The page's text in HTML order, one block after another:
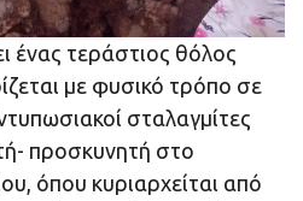
ένας τεράστιος θόλος
με φυσικό τρόπο σε
σταλαγμίτες
προσκυνητή στο
όπου κυριαρχείται από